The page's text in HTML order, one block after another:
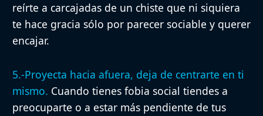
reírte a carcajadas de un chiste que ni siquiera
te hace gracia sólo por parecer sociable y querer
encajar.
5.-Proyecta hacia afuera, deja de centrarte en ti
mismo. Cuando tienes fobia social tiendes a
preocuparte o a estar más pendiente de tus